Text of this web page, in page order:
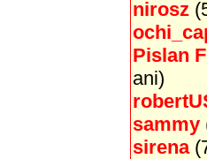
nirosz
Pislan
ani)
sammy
sirena